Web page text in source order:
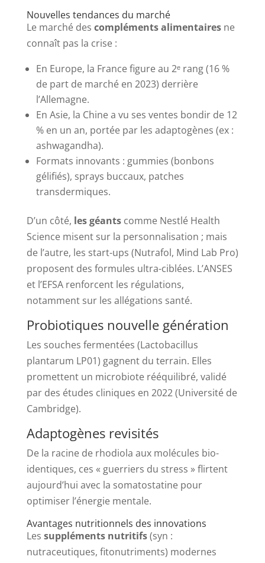
Nouvelles tendances du marché
Le marché des compléments alimentairesne
connaît pas la crise :
En Europe, la France figure au 2ᵉ rang (16 %
de part de marché en 2023) derrière
l’Allemagne.
En Asie, la Chine a vu ses ventes bondir de 12
% en un an, portée par les adaptogènes (ex :
ashwagandha).
Formats innovants : gummies (bonbons
gélifiés), sprays buccaux, patches
transdermiques.
D’un côté, les géantscomme Nestlé Health
Science misent sur la personnalisation ; mais
de l’autre, les start-ups (Nutrafol, Mind Lab Pro)
proposent des formules ultra-ciblées. L’ANSES
et l’EFSA renforcent les régulations,
notamment sur les allégations santé.
Probiotiques nouvelle génération
Les souches fermentées (Lactobacillus
plantarum LP01) gagnent du terrain. Elles
promettent un microbiote rééquilibré, validé
par des études cliniques en 2022 (Université de
Cambridge).
Adaptogènes revisités
De la racine de rhodiola aux molécules bio-
identiques, ces « guerriers du stress » flirtent
aujourd’hui avec la somatostatine pour
optimiser l’énergie mentale.
Avantages nutritionnels des innovations
Les suppléments nutritifs(syn :
nutraceutiques, fitonutriments) modernes